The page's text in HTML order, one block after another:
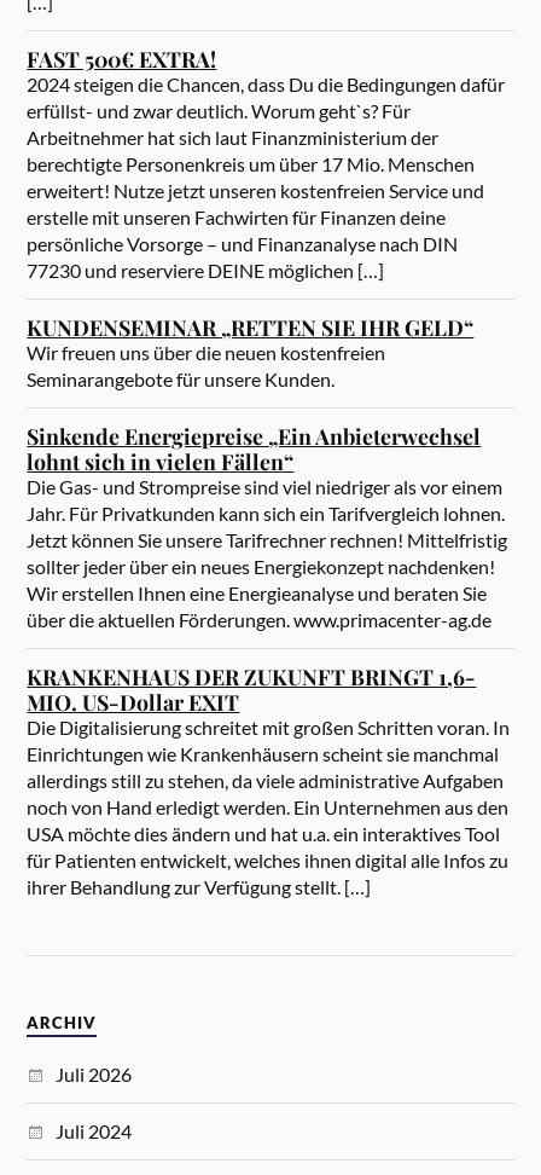
FAST 500€ EXTRA!
2024 steigen die Chancen, dass Du die Bedingungen dafür
erfüllst- und zwar deutlich. Worum geht`s? Für
Arbeitnehmer hat sich laut Finanzministerium der
berechtigte Personenkreis um über 17 Mio. Menschen
erweitert! Nutze jetzt unseren kostenfreien Service und
erstelle mit unseren Fachwirten für Finanzen deine
persönliche Vorsorge – und Finanzanalyse nach DIN
77230 und reserviere DEINE möglichen […]
KUNDENSEMINAR „RETTEN SIE IHR GELD“
Wir freuen uns über die neuen kostenfreien
Seminarangebote für unsere Kunden.
Sinkende Energiepreise „Ein Anbieterwechsel
lohnt sich in vielen Fällen“
Die Gas- und Strompreise sind viel niedriger als vor einem
Jahr. Für Privatkunden kann sich ein Tarifvergleich lohnen.
Jetzt können Sie unsere Tarifrechner rechnen! Mittelfristig
sollter jeder über ein neues Energiekonzept nachdenken!
Wir erstellen Ihnen eine Energieanalyse und beraten Sie
über die aktuellen Förderungen. www.primacenter-ag.de
KRANKENHAUS DER ZUKUNFT BRINGT 1,6-
MIO. US-Dollar EXIT
Die Digitalisierung schreitet mit großen Schritten voran. In
Einrichtungen wie Krankenhäusern scheint sie manchmal
allerdings still zu stehen, da viele administrative Aufgaben
noch von Hand erledigt werden. Ein Unternehmen aus den
USA möchte dies ändern und hat u.a. ein interaktives Tool
für Patienten entwickelt, welches ihnen digital alle Infos zu
ihrer Behandlung zur Verfügung stellt. […]
ARCHIV
Juli 2026
Juli 2024